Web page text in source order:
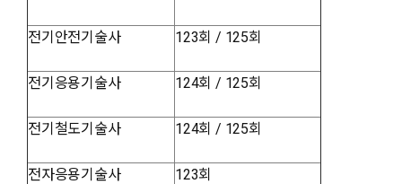
전기안전기술사 123회 / 125회
전기응용기술사 124회 / 125회
전기철도기술사 124회 / 125회
전자응용기술사 123회